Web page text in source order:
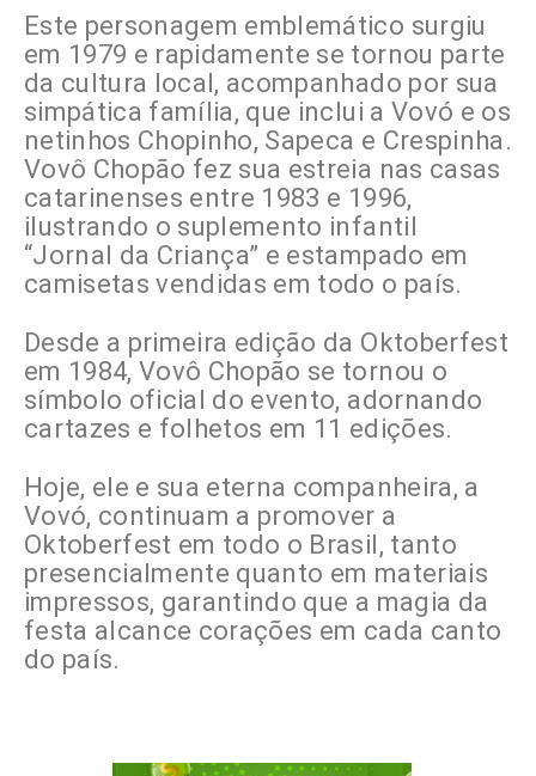
Este personagem emblemático surgiu
em 1979 e rapidamente se tornou parte
da cultura local, acompanhado por sua
simpática família, que inclui a Vovó e os
netinhos Chopinho, Sapeca e Crespinha.
Vovô Chopão fez sua estreia nas casas
catarinenses entre 1983 e 1996,
ilustrando o suplemento infantil
“Jornal da Criança” e estampado em
camisetas vendidas em todo o país.
Desde a primeira edição da Oktoberfest
em 1984, Vovô Chopão se tornou o
símbolo oficial do evento, adornando
cartazes e folhetos em 11 edições.
Hoje, ele e sua eterna companheira, a
Vovó, continuam a promover a
Oktoberfest em todo o Brasil, tanto
presencialmente quanto em materiais
impressos, garantindo que a magia da
festa alcance corações em cada canto
do país.